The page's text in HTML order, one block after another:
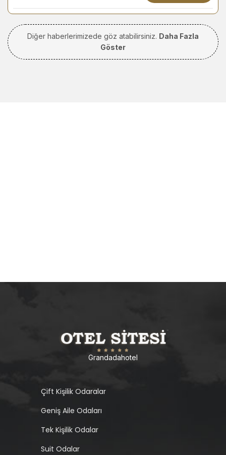
Diğer haberlerimizede göz atabilirsiniz. Daha Fazla
Göster
Grandadahotel
Çift Kişilik Odaralar
Geniş Aile Odaları
Tek Kişilik Odalar
Suit Odalar